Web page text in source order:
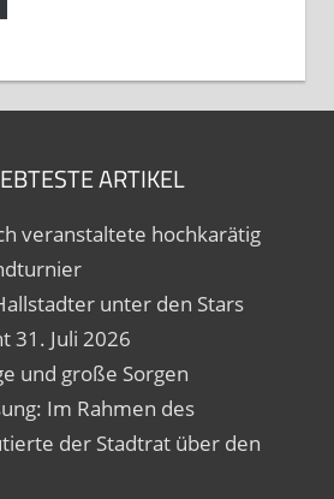
ARTIKEL
veranstaltete hochkarätig
unter den Stars
31. Juli 2026
und große Sorgen
Im Rahmen des
der Stadtrat über den